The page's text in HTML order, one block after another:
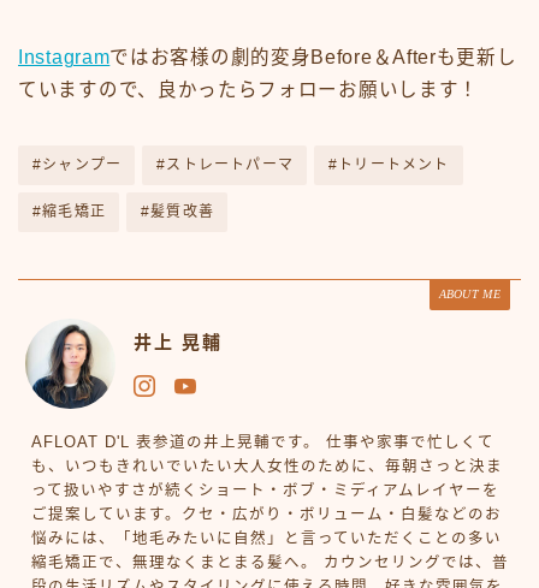
Instagramではお客様の劇的変身Before＆Afterも更新し
ていますので、良かったらフォローお願いします！
#シャンプー #ストレートパーマ #トリートメント
#縮毛矯正 #髪質改善
ABOUT ME
井上 晃輔
AFLOAT D'L 表参道の井上晃輔です。 仕事や家事で忙しくて
も、いつもきれいでいたい大人女性のために、毎朝さっと決ま
って扱いやすさが続くショート・ボブ・ミディアムレイヤーを
ご提案しています。クセ・広がり・ボリューム・白髪などのお
悩みには、「地毛みたいに自然」と言っていただくことの多い
縮毛矯正で、無理なくまとまる髪へ。 カウンセリングでは、普